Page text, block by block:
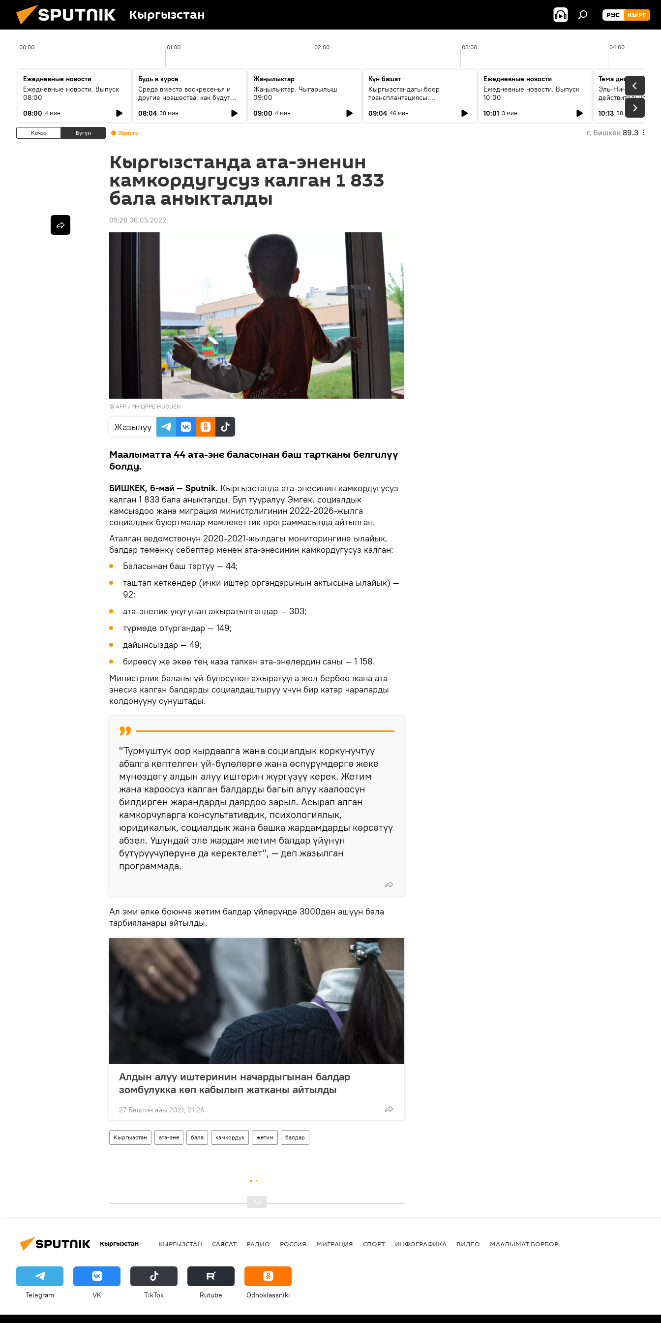
Кыргызстан РУС КЫРГ
00:00 01:00 02:00 03:00 04:00
Ежедневные новости
Ежедневные новости. Выпуск
08:00
08:00 4 мин
Будь в курсе
Среда вместо воскресенья и
другие новшества: как будут
08:04 38 мин
Жаңылыктар
Жаңылыктар. Чыгарылыш
09:00
09:00 4 мин
Күн башат
Кыргызстандагы боор
трансплантациясы:
келечеги
09:04 46 мин
Ежедневные новости
Ежедневные новости. Выпуск
10:00
10:01 3 мин
Тема дня
Эль-Ниньо, жара и
действительно
погоду в
10:13 38 мин
Кечээ Бүгүн Эфирге г. Бишкек 89.3
Кыргызстанда ата-эненин
камкордугусуз калган 1 833
бала аныкталды
09:28 06.05.2022
© AFP / PHILIPPE HUGUEN
Жазылуу
Маалыматта 44 ата-эне баласынан баш тартканы белгилүү
болду.
БИШКЕК, 6-май — Sputnik. Кыргызстанда ата-энесинин камкордугусуз
калган 1 833 бала аныкталды. Бул тууралуу Эмгек, социалдык
камсыздоо жана миграция министрлигинин 2022-2026-жылга
социалдык буюртмалар мамлекеттик программасында айтылган.
Аталган ведомствонун 2020-2021-жылдагы мониторингине ылайык,
балдар төмөнкү себептер менен ата-энесинин камкордугусуз калган:
Баласынан баш тартуу — 44;
таштап кеткендер (ички иштер органдарынын актысына ылайык) —
92;
ата-энелик укугунан ажыратылгандар — 303;
түрмөдө отургандар — 149;
дайынсыздар — 49;
бирөөсү же экөө тең каза тапкан ата-энелердин саны — 1 158.
Министрлик баланы үй-бүлөсүнөн ажыратууга жол бербөө жана ата-
энесиз калган балдарды социалдаштыруу үчүн бир катар чараларды
колдонууну сунуштады.
"Турмуштук оор кырдаалга жана социалдык коркунучтуу
абалга кептелген үй-бүлөлөргө жана өспүрүмдөргө жеке
мүнөздөгү алдын алуу иштерин жүргүзүү керек. Жетим
жана кароосуз калган балдарды багып алуу каалоосун
билдирген жарандарды даярдоо зарыл. Асырап алган
камкорчуларга консультативдик, психологиялык,
юридикалык, социалдык жана башка жардамдарды көрсөтүү
абзел. Ушундай эле жардам жетим балдар үйүнүн
бүтүрүүчүлөрүнө да керектелет", — деп жазылган
программада.
Ал эми өлкө боюнча жетим балдар үйлөрүндө 3000ден ашуун бала
тарбияланары айтылды.
Алдын алуу иштеринин начардыгынан балдар
зомбулукка көп кабылып жатканы айтылды
27 Бештин айы 2021, 21:26
Кыргызстан ата-эне бала камкордук жетим балдар
Кыргызстан КЫРГЫЗСТАН САЯСАТ РАДИО РОССИЯ МИГРАЦИЯ СПОРТ ИНФОГРАФИКА ВИДЕО МААЛЫМАТ БОРБОР
Telegram VK ТikТоk Rutube Odnoklassniki